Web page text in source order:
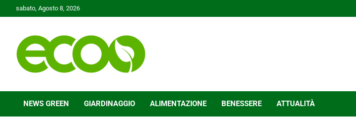
to
sabato, Agosto 8, 2026
Ecoo.it
NEWS GREEN GIARDINAGGIO ALIMENTAZIONE BENESSERE ATTUALITÀ